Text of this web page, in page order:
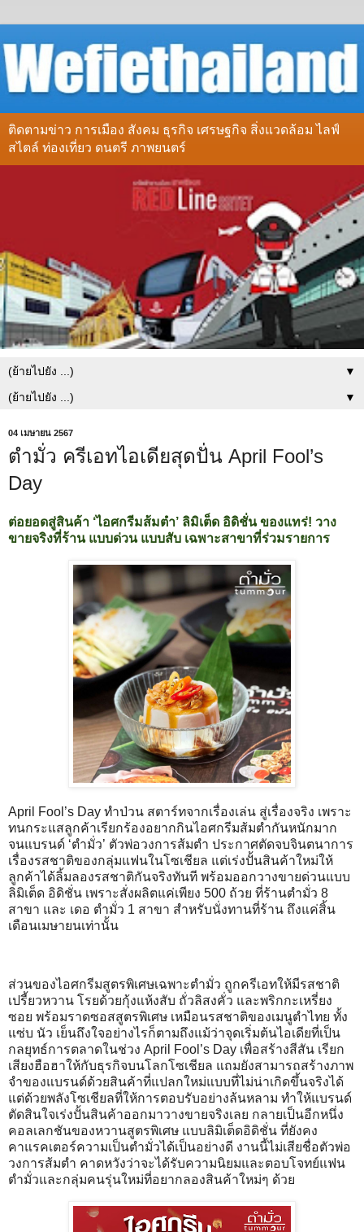
ติดตามข่าว การเมือง สังคม ธุรกิจ เศรษฐกิจ สิ่งแวดล้อม ไลฟ์
สไตล์ ท่องเที่ยว ดนตรี ภาพยนตร์
▼
▼
04 เมษายน 2567
ตำมั่ว ครีเอทไอเดียสุดปั่น April Fool’s
Day
ต่อยอดสู่สินค้า ‘ไอศกรีมส้มตำ’ ลิมิเต็ด อิดิชั่น ของแทร่! วาง
ขายจริงที่ร้าน แบบด่วน แบบสับ เฉพาะสาขาที่ร่วมรายการ
April Fool’s Day ทำป่วน สตาร์ทจากเรื่องเล่น สู่เรื่องจริง เพราะ
ทนกระแสลูกค้าเรียกร้องอยากกินไอศกรีมส้มตำกันหนักมาก
จนแบรนด์ ‘ตำมั่ว’ ตัวพ่อวงการส้มตำ ประกาศตัดจบจินตนาการ
เรื่องรสชาติของกลุ่มแฟนในโซเชียล แต่เร่งปั้นสินค้าใหม่ให้
ลูกค้าได้ลิ้มลองรสชาติกันจริงทันที พร้อมออกวางขายด่วนแบบ
ลิมิเต็ด อิดิชั่น เพราะสั่งผลิตแค่เพียง 500 ถ้วย ที่ร้านตำมั่ว 8
สาขา และ เดอ ตำมั่ว 1 สาขา สำหรับนั่งทานที่ร้าน ถึงแค่สิ้น
เดือนเมษายนเท่านั้น
ส่วนของไอศกรีมสูตรพิเศษเฉพาะตำมั่ว ถูกครีเอทให้มีรสชาติ
เปรี้ยวหวาน โรยด้วยกุ้งแห้งสับ ถั่วลิสงคั่ว และพริกกะเหรี่ยง
ซอย พร้อมราดซอสสูตรพิเศษ เหมือนรสชาติของเมนูตำไทย ทั้ง
แซ่บ นัว เย็นถึงใจอย่างไรก็ตามถึงแม้ว่าจุดเริ่มต้นไอเดียที่เป็น
กลยุทธ์การตลาดในช่วง April Fool’s Day เพื่อสร้างสีสัน เรียก
เสียงฮือฮาให้กับธุรกิจบนโลกโซเชียล แถมยังสามารถสร้างภาพ
จำของแบรนด์ด้วยสินค้าที่แปลกใหม่แบบที่ไม่น่าเกิดขึ้นจริงได้
แต่ด้วยพลังโซเชียลที่ให้การตอบรับอย่างล้นหลาม ทำให้แบรนด์
ตัดสินใจเร่งปั้นสินค้าออกมาวางขายจริงเลย กลายเป็นอีกหนึ่ง
คอลเลกชันของหวานสูตรพิเศษ แบบลิมิเต็ดอิดิชั่น ที่ยังคง
คาแรคเตอร์ความเป็นตำมั่วได้เป็นอย่างดี งานนี้ไม่เสียชื่อตัวพ่อ
วงการส้มตำ คาดหวังว่าจะได้รับความนิยมและตอบโจทย์แฟน
ตำมั่วและกลุ่มคนรุ่นใหม่ที่อยากลองสินค้าใหม่ๆ ด้วย